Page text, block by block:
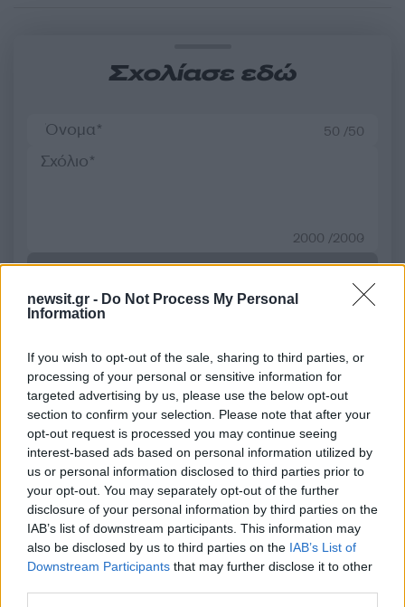
newsit.gr - Do Not Process My Personal
Information
If you wish to opt-out of the sale, sharing to third parties, or
processing of your personal or sensitive information for
targeted advertising by us, please use the below opt-out
section to confirm your selection. Please note that after your
opt-out request is processed you may continue seeing
interest-based ads based on personal information utilized by
us or personal information disclosed to third parties prior to
your opt-out. You may separately opt-out of the further
disclosure of your personal information by third parties on the
IAB’s list of downstream participants. This information may
also be disclosed by us to third parties on the IAB’s List of
Downstream Participants that may further disclose it to other
Σχολίασε εδώ
50 /50
2000 /2000
Όροι Χρήσης. Το site προστατεύεται από reCAPTCHA, ισχύουν
Ελλάδα
ΔΕΗ
ΔΕΗ ΟΦΕΙΛΕΣ ΔΕΗ ΧΡΕΗ
Share:
Ακολουθήστε το Νewsit.gr στο Google News
και
ενημερωθείτε πρώτοι για όλη την ειδησεογραφία και τα
τελευταία νέατης ημέρας